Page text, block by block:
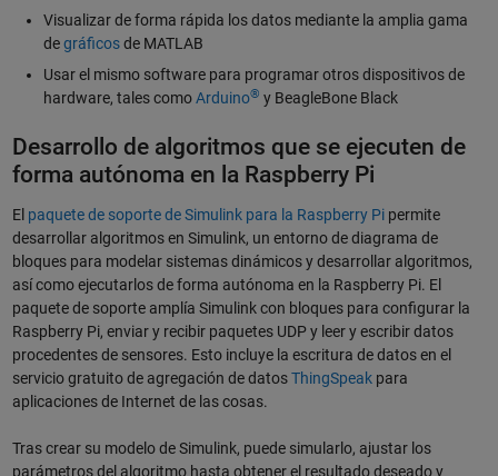
Visualizar de forma rápida los datos mediante la amplia gama
degráficosde MATLAB
Usar el mismo software para programar otros dispositivos de
hardware, tales comoArduino® y BeagleBone Black
Desarrollo de algoritmos que se ejecuten de
forma autónoma en la Raspberry Pi
El paquete de soporte de Simulink para la Raspberry Pipermite
desarrollar algoritmos en Simulink, un entorno de diagrama de
bloques para modelar sistemas dinámicos y desarrollar algoritmos,
así como ejecutarlos de forma autónoma en la Raspberry Pi. El
paquete de soporte amplía Simulink con bloques para configurar la
Raspberry Pi, enviar y recibir paquetes UDP y leer y escribir datos
procedentes de sensores. Esto incluye la escritura de datos en el
servicio gratuito de agregación de datosThingSpeakpara
aplicaciones de Internet de las cosas.
Tras crear su modelo de Simulink, puede simularlo, ajustar los
parámetros del algoritmo hasta obtener el resultado deseado y